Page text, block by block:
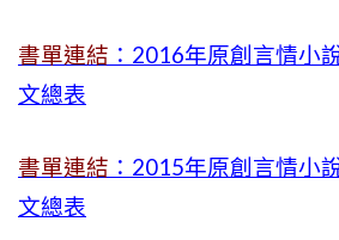
書單連結 ：2016年原創言情小
文總表
書單連結 ：2015年原創言情小
文總表